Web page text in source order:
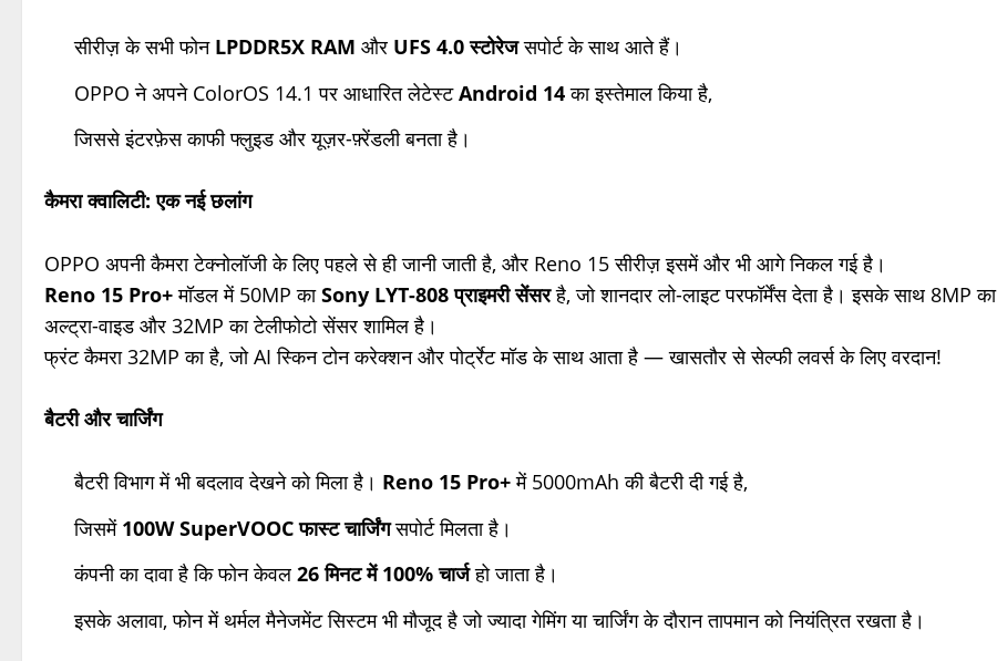
सीरीज़ के सभी फोन LPDDR5X RAM और UFS 4.0 स्टोरेजसपोर्ट के साथ आते हैं।
OPPO ने अपने ColorOS 14.1 पर आधारित लेटेस्टAndroid 14का इस्तेमाल किया है,
जिससे इंटरफ़ेस काफी फ्लुइड और यूज़र-फ़्रेंडली बनता है।
कैमरा क्वालिटी: एक नई छलांग
OPPO अपनी कैमरा टेक्नोलॉजी के लिए पहले से ही जानी जाती है, और Reno 15 सीरीज़ इसमें और भी आगे निकल गई है।
Reno 15 Pro+मॉडल में 50MP काSony LYT-808 प्राइमरी सेंसरहै, जो शानदार लो-लाइट परफॉर्मेंस देता है। इसके साथ 8MP का
अल्ट्रा-वाइड और 32MP का टेलीफोटो सेंसर शामिल है।
फ्रंट कैमरा 32MP का है, जो AI स्किन टोन करेक्शन और पोर्ट्रेट मॉड के साथ आता है — खासतौर से सेल्फी लवर्स के लिए वरदान!
बैटरी और चार्जिंग
बैटरी विभाग में भी बदलाव देखने को मिला है। Reno 15 Pro+में 5000mAh की बैटरी दी गई है,
जिसमें 100W SuperVOOC फास्ट चार्जिंगसपोर्ट मिलता है।
कंपनी का दावा है कि फोन केवल 26 मिनट में 100% चार्जहो जाता है।
इसके अलावा, फोन में थर्मल मैनेजमेंट सिस्टम भी मौजूद है जो ज्यादा गेमिंग या चार्जिंग के दौरान तापमान को नियंत्रित रखता है।